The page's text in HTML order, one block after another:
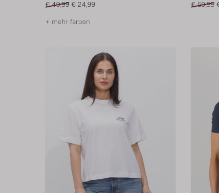
€ 49,99 € 24,99
+ mehr farben
€ 59,99